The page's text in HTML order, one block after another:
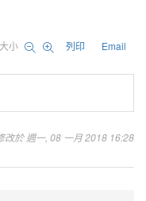
小 列印 Email
改於 週一, 08 一月 2018 16:28